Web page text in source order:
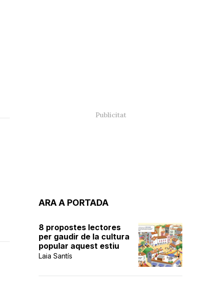
ARA A PORTADA
8 propostes lectores
per gaudir de la cultura
popular aquest estiu
Laia Santís